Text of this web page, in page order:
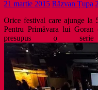
21 martie 2015 Răzvan Țupa
Orice festival care ajunge la
Pentru Primăvara lui
presupus o